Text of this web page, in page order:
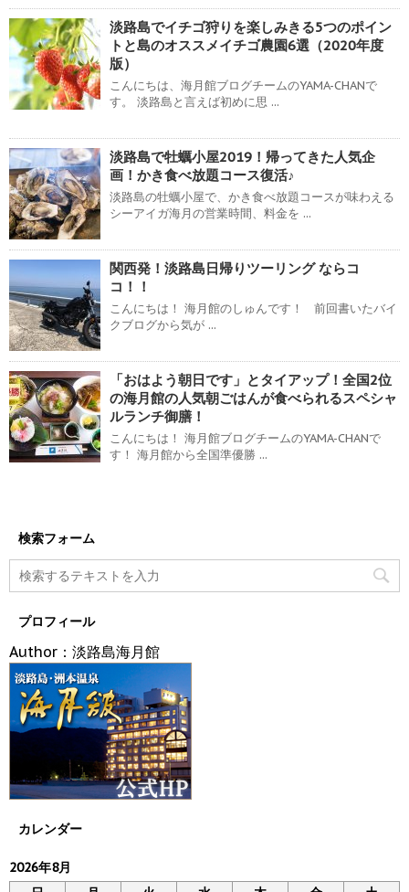
淡路島でイチゴ狩りを楽しみきる5つのポイン
トと島のオススメイチゴ農園6選（2020年度
版）
こんにちは、海月館ブログチームのYAMA-CHANで
す。 淡路島と言えば初めに思 ...
淡路島で牡蠣小屋2019！帰ってきた人気企
画！かき食べ放題コース復活♪
淡路島の牡蠣小屋で、かき食べ放題コースが味わえる
シーアイガ海月の営業時間、料金を ...
関西発！淡路島日帰りツーリング ならコ
コ！！
こんにちは！ 海月館のしゅんです！ 前回書いたバイ
クブログから気が ...
「おはよう朝日です」とタイアップ！全国2位
の海月館の人気朝ごはんが食べられるスペシャ
ルランチ御膳！
こんにちは！ 海月館ブログチームのYAMA-CHANで
す！ 海月館から全国準優勝 ...
検索フォーム
プロフィール
Author：淡路島海月館
カレンダー
2026年8月